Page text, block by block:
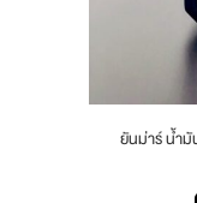
ยันม่าร์ น้ำมั